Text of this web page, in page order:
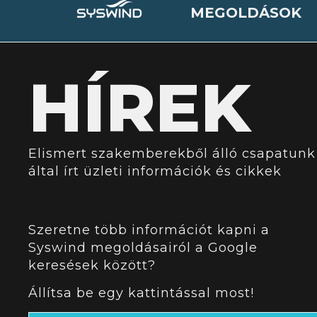
MEGOLDÁSOK
HÍREK
Elismert szakemberekből álló csapatunk
által írt üzleti információk és cikkek
Szeretne több információt kapni a
Syswind megoldásairól a Google
keresések között?
Állítsa be egy kattintással most!